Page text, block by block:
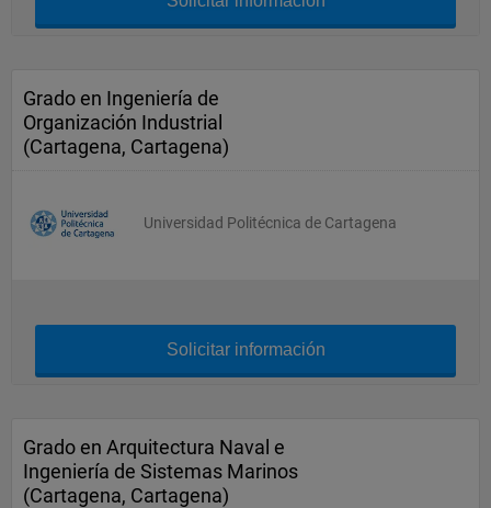
Grado en Ingeniería de
Organización Industrial
(Cartagena, Cartagena)
Universidad Politécnica de Cartagena
Solicitar información
Grado en Arquitectura Naval e
Ingeniería de Sistemas Marinos
(Cartagena, Cartagena)